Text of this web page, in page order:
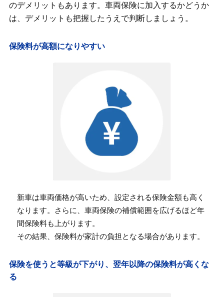
のデメリットもあります。車両保険に加入するかどうか
は、デメリットも把握したうえで判断しましょう。
保険料が高額になりやすい
新車は車両価格が高いため、設定される保険金額も高く
なります。さらに、車両保険の補償範囲を広げるほど年
間保険料も上がります。
その結果、保険料が家計の負担となる場合があります。
保険を使うと等級が下がり、翌年以降の保険料が高くな
る